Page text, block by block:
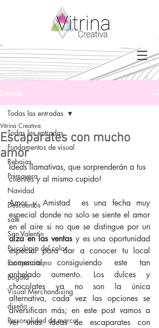
Entrada
Todas las entradas
Fundamentos de visual
Rebajas
Primavera
Navidad
Descuentos
sale
San Valentín
Psicologia del color
Escaparatismo
Bogotá
Visual Merchandising
diseño
Personalidad de marca
Todas las entradas
Escaparates con mucho
amor
Vitrina Creativa
Ideas llamativas, que sorprenderán a tus
clientes y al mismo cupido!
Amor y Amistad  es una fecha muy
especial donde no solo se siente el amor
alza en las ventas y es una oportunidad
especial para dar a conocer tu local
comercial, consiguiendo este tan
anhelado aumento. Los dulces y
chocolates ya no son la única
alternativa, cada vez las opciones se
diversifican más; en este post vamos a
ver unas ideas de escaparates con